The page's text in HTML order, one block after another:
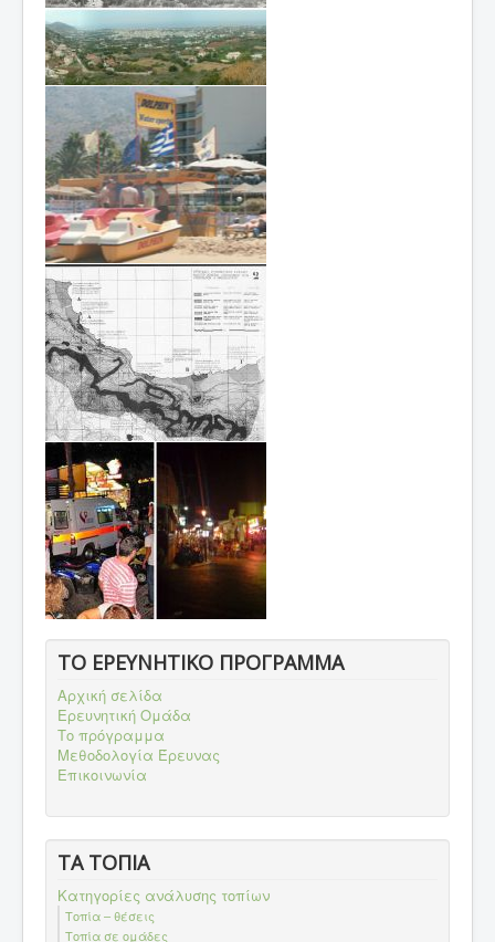
ΤΟ ΕΡΕΥΝΗΤΙΚΟ ΠΡΟΓΡΑΜΜΑ
Αρχική σελίδα
Ερευνητική Ομάδα
Το πρόγραμμα
Μεθοδολογία Έρευνας
Επικοινωνία
ΤΑ ΤΟΠΙΑ
Κατηγορίες ανάλυσης τοπίων
Τοπία – θέσεις
Τοπία σε ομάδες